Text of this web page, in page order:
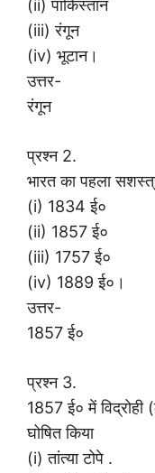
(ii) पाकिस्तान
(iii) रंगून
(iv) भूटान।
उत्तर-
रंगून
प्रश्न 2.
भारत का पहला
(i) 1834 ई०
(ii) 1857 ई०
(iii) 1757 ई०
(iv) 1889 ई०।
उत्तर-
1857 ई०
प्रश्न 3.
1857 ई० में विद्रोही
घोषित किया
(i) तांत्या टोपे .